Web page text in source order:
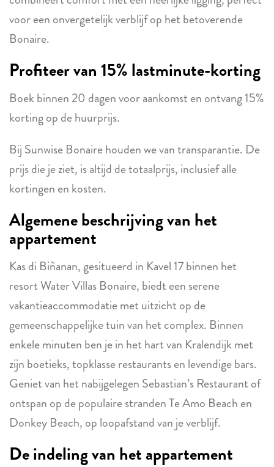
voor een onvergetelijk verblijf op het betoverende
Bonaire.
Profiteer van 15% lastminute-korting
Boek binnen 20 dagen voor aankomst en ontvang 15%
korting op de huurprijs.
Bij Sunwise Bonaire houden we van transparantie. De
prijs die je ziet, is altijd de totaalprijs, inclusief alle
kortingen en kosten.
Algemene beschrijving van het
appartement
Kas di Biñanan, gesitueerd in Kavel 17 binnen het
resort Water Villas Bonaire, biedt een serene
vakantieaccommodatie met uitzicht op de
gemeenschappelijke tuin van het complex. Binnen
enkele minuten ben je in het hart van Kralendijk met
zijn boetieks, topklasse restaurants en levendige bars.
Geniet van het nabijgelegen Sebastian’s Restaurant of
ontspan op de populaire stranden Te Amo Beach en
Donkey Beach, op loopafstand van je verblijf.
De indeling van het appartement